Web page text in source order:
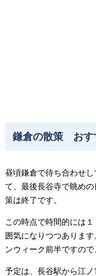
鎌倉の散策 おす
昼頃鎌倉で待ち合わせ
て、最後長谷寺で眺め
策は終了です。
この時点で時間的には
囲気になりつつありま
ンウィーク前半ですの
予定は、長谷駅から江